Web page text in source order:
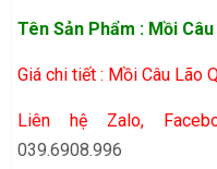
Tên Sản Phẩm : Mồi
Giá chi tiết : Mồi Câu Lão
Liên hệ Zalo,
039.6908.996